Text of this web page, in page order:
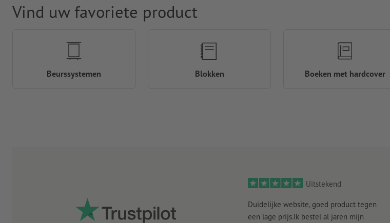
Uitstekend
Duidelijke website, goed product tegen
een lage prijs.Ik bestel al jaren mijn
Vind uw favoriete product
Beurssystemen Blokken Boeken met hardcover